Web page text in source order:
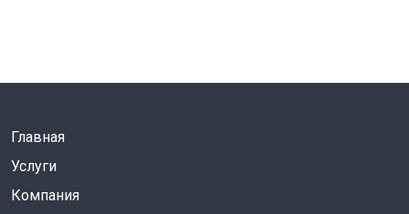
Главная
Услуги
Компания